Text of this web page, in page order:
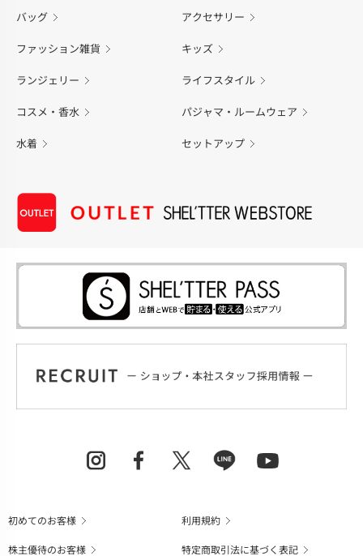
バッグ アクセサリー
ファッション雑貨 キッズ
ランジェリー ライフスタイル
コスメ・香水 パジャマ・ルームウェア
水着 セットアップ
初めてのお客様
利用規約
株主優待のお客様
特定商取引法に基づく表記